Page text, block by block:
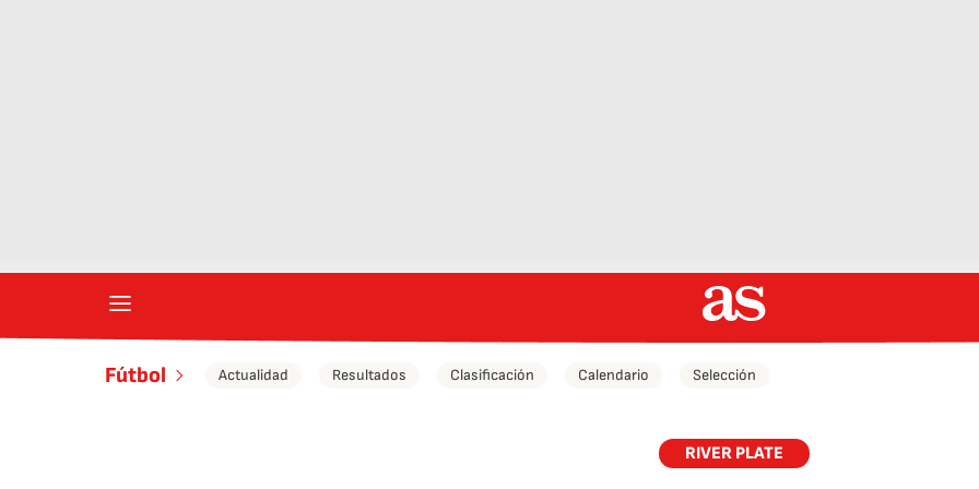
Fútbol Actualidad Resultados Clasificación Calendario Selección
RIVER PLATE